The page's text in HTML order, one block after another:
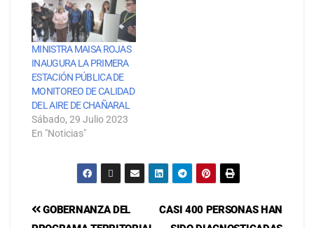
MINISTRA MAISA ROJAS
INAUGURA LA PRIMERA
ESTACIÓN PÚBLICA DE
MONITOREO DE CALIDAD
DEL AIRE DE CHAÑARAL
Sábado, 29 Julio 2023
En "Noticias"
CASI 400 PERSONAS HAN
GOBERNANZA DEL